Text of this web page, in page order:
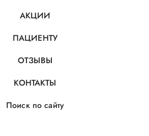
АКЦИИ
ПАЦИЕНТУ
ОТЗЫВЫ
КОНТАКТЫ
Поиск по сайту